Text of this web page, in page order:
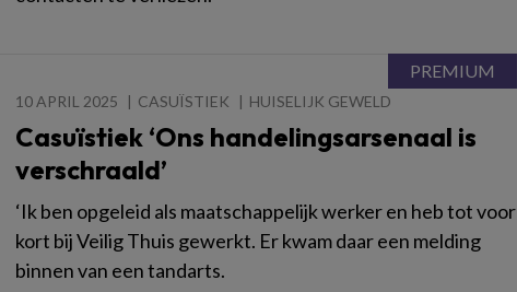
10 APRIL 2025 CASUÏSTIEK HUISELIJK GEWELD
Casuïstiek ‘Ons handelingsarsenaal is
verschraald’
‘Ik ben opgeleid als maatschappelijk werker en heb tot voor
kort bij Veilig Thuis gewerkt. Er kwam daar een melding
binnen van een tandarts.